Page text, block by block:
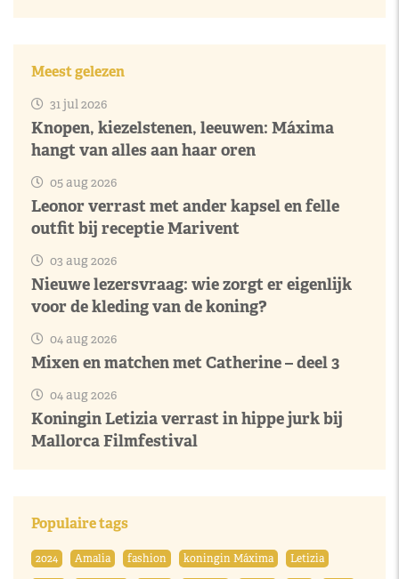
Meest gelezen
31 jul 2026
Knopen, kiezelstenen, leeuwen: Máxima
hangt van alles aan haar oren
05 aug 2026
Leonor verrast met ander kapsel en felle
outfit bij receptie Marivent
03 aug 2026
Nieuwe lezersvraag: wie zorgt er eigenlijk
voor de kleding van de koning?
04 aug 2026
Mixen en matchen met Catherine – deel 3
04 aug 2026
Koningin Letizia verrast in hippe jurk bij
Mallorca Filmfestival
Populaire tags
2024 Amalia fashion koningin Máxima
Letizia